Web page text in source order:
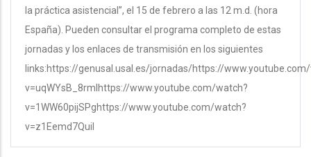
la práctica asistencial”, el 15 de febrero a las 12 m.d. (hora
España). Pueden consultar el programa completo de estas
jornadas y los enlaces de transmisión en los siguientes
links:https://genusal.usal.es/jornadas/https://
v=uqWYsB_8rmIhttps://www.youtube.com/watch?
v=1WW60pijSPghttps://www.youtube.com/watch?
v=z1Eemd7QuiI